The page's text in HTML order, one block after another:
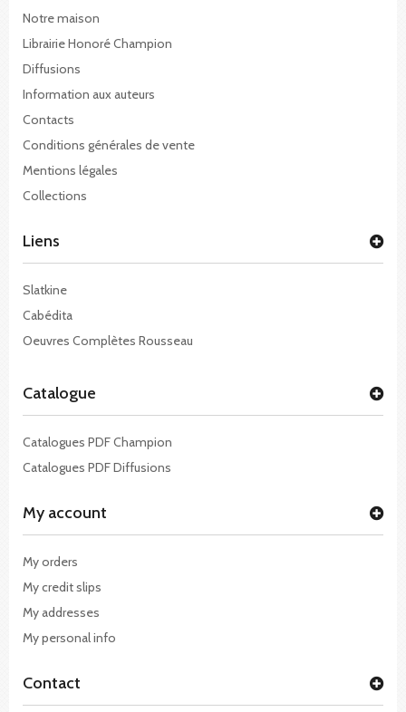
Notre maison
Librairie Honoré Champion
Diffusions
Information aux auteurs
Contacts
Conditions générales de vente
Mentions légales
Collections
Liens
Slatkine
Cabédita
Oeuvres Complètes Rousseau
Catalogue
Catalogues PDF Champion
Catalogues PDF Diffusions
My account
My orders
My credit slips
My addresses
My personal info
Contact